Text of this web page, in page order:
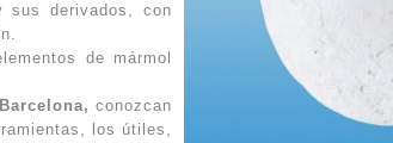
derivados, con
de mármol
Barcelona, conozcan
los útiles,